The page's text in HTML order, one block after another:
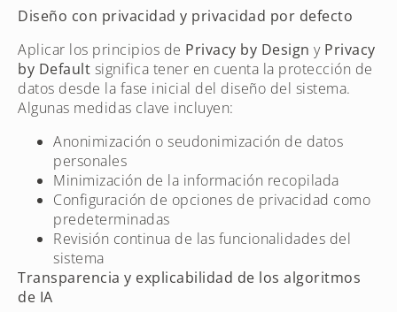
Diseño con privacidad y privacidad por defecto
Aplicar los principios de Privacy by Design y Privacy
by Default significa tener en cuenta la protección de
datos desde la fase inicial del diseño del sistema.
Algunas medidas clave incluyen:
Anonimización o seudonimización de datos
personales
Minimización de la información recopilada
Configuración de opciones de privacidad como
predeterminadas
Revisión continua de las funcionalidades del
sistema
Transparencia y explicabilidad de los algoritmos
de IA